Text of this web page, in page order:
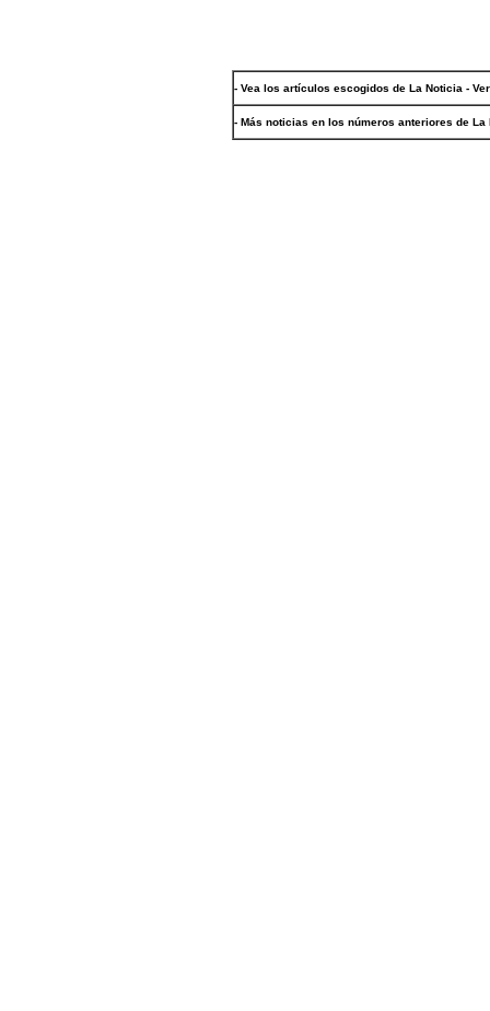
- Vea los artículos escogidos de La Noticia -
- Más noticias en los números anteriores de La